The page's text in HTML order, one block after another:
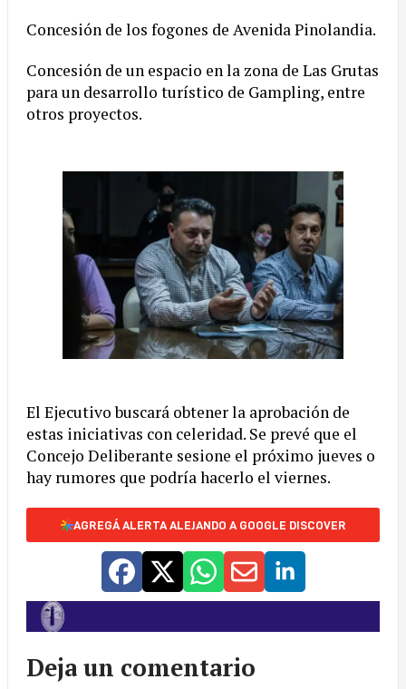
Concesión de los fogones de Avenida Pinolandia.
Concesión de un espacio en la zona de Las Grutas
para un desarrollo turístico de Gampling, entre
otros proyectos.
El Ejecutivo buscará obtener la aprobación de
estas iniciativas con celeridad. Se prevé que el
Concejo Deliberante sesione el próximo jueves o
hay rumores que podría hacerlo el viernes.
AGREGÁ ALERTA ALEJANDO A GOOGLE DISCOVER
Deja un comentario